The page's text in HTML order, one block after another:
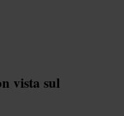
vista sul